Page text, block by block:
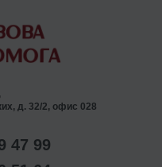
д. 32/2, офис 028
47 99